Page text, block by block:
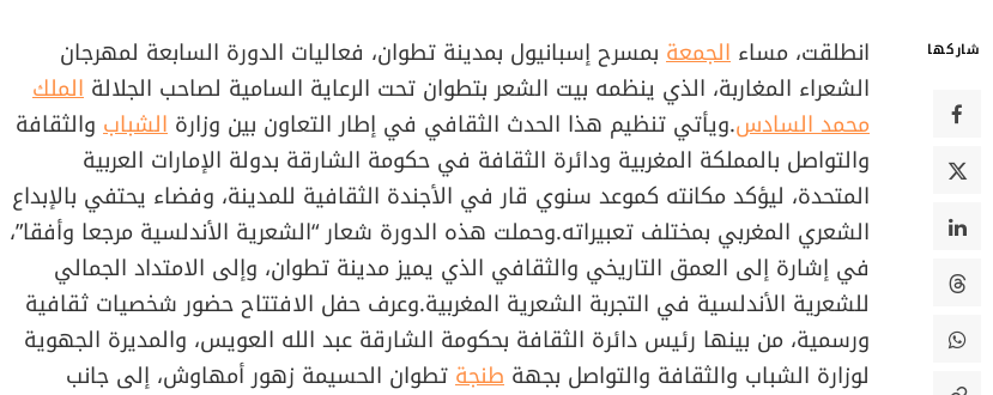
شاركها انطلقت، مساء الجمعة بمسرح إسبانيول بمدينة تطوان، فعاليات الدورة السابعة لمهرجان
الشعراء المغاربة، الذي ينظمه بيت الشعر بتطوان تحت الرعاية السامية لصاحب الجلالة الملك
محمد السادس.ويأتي تنظيم هذا الحدث الثقافي في إطار التعاون بين وزارة الشباب والثقافة
والتواصل بالمملكة المغربية ودائرة الثقافة في حكومة الشارقة بدولة الإمارات العربية
المتحدة، ليؤكد مكانته كموعد سنوي قار في الأجندة الثقافية للمدينة، وفضاء يحتفي بالإبداع
الشعري المغربي بمختلف تعبيراته.وحملت هذه الدورة شعار “الشعرية الأندلسية مرجعا وأفقا”،
في إشارة إلى العمق التاريخي والثقافي الذي يميز مدينة تطوان، وإلى الامتداد الجمالي
للشعرية الأندلسية في التجربة الشعرية المغربية.وعرف حفل الافتتاح حضور شخصيات ثقافية
ورسمية، من بينها رئيس دائرة الثقافة بحكومة الشارقة عبد الله العويس، والمديرة الجهوية
لوزارة الشباب والثقافة والتواصل بجهة طنجةتطوان الحسيمة زهور أمهاوش، إلى جانب